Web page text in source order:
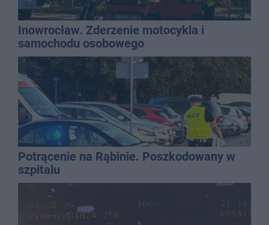
Inowrocław. Zderzenie motocykla i
samochodu osobowego
Potrącenie na Rąbinie. Poszkodowany w
szpitalu